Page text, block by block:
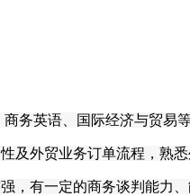
务英语、国际经济与贸易
及外贸业务订单流程，熟
， 有一定的商务谈判能力